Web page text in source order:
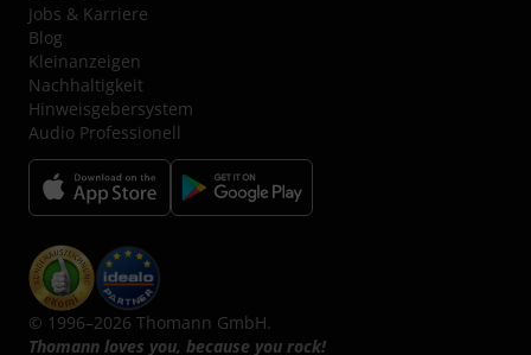
Jobs & Karriere
Blog
Kleinanzeigen
Nachhaltigkeit
Hinweisgebersystem
Audio Professionell
© 1996–2026 Thomann GmbH.
Thomann loves you, because you rock!